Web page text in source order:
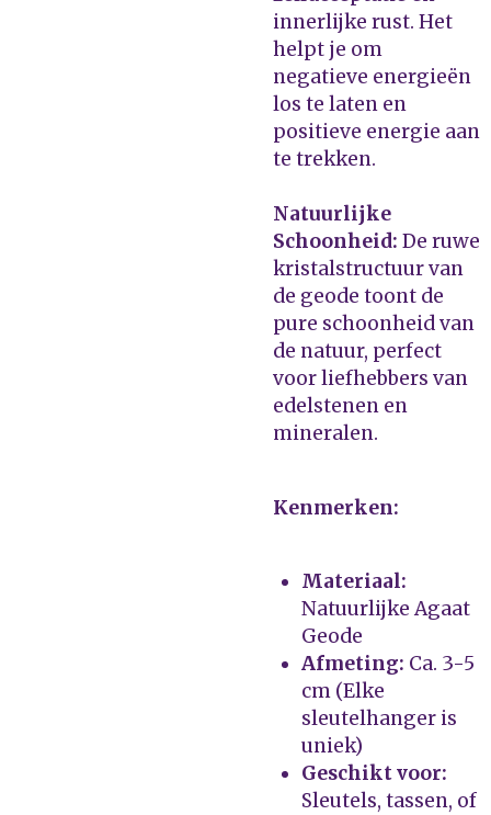
innerlijke rust. Het
helpt je om
negatieve energieën
los te laten en
positieve energie aan
te trekken.
Natuurlijke
Schoonheid: De ruwe
kristalstructuur van
de geode toont de
pure schoonheid van
de natuur, perfect
voor liefhebbers van
edelstenen en
mineralen.
Kenmerken:
Materiaal:
Natuurlijke Agaat
Geode
Afmeting: Ca. 3-5
cm (Elke
sleutelhanger is
uniek)
Geschikt voor:
Sleutels, tassen, of